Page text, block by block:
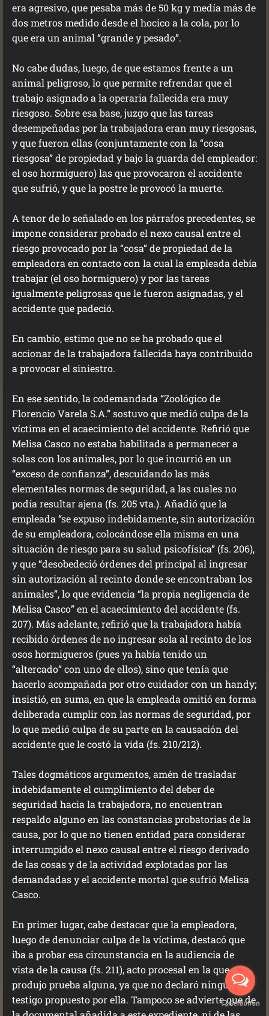
era agresivo, que pesaba más de 50 kg y medía más de
dos metros medido desde el hocico a la cola, por lo
que era un animal “grande y pesado”.
No cabe dudas, luego, de que estamos frente a un
animal peligroso, lo que permite refrendar que el
trabajo asignado a la operaria fallecida era muy
riesgoso. Sobre esa base, juzgo que las tareas
desempeñadas por la trabajadora eran muy riesgosas,
y que fueron ellas (conjuntamente con la “cosa
riesgosa” de propiedad y bajo la guarda del empleador:
el oso hormiguero) las que provocaron el accidente
que sufrió, y que la postre le provocó la muerte.
A tenor de lo señalado en los párrafos precedentes, se
impone considerar probado el nexo causal entre el
riesgo provocado por la “cosa” de propiedad de la
empleadora en contacto con la cual la empleada debía
trabajar (el oso hormiguero) y por las tareas
igualmente peligrosas que le fueron asignadas, y el
accidente que padeció.
En cambio, estimo que no se ha probado que el
accionar de la trabajadora fallecida haya contribuido
a provocar el siniestro.
En ese sentido, la codemandada “Zoológico de
Florencio Varela S.A.” sostuvo que medió culpa de la
víctima en el acaecimiento del accidente. Refirió que
Melisa Casco no estaba habilitada a permanecer a
solas con los animales, por lo que incurrió en un
“exceso de confianza”, descuidando las más
elementales normas de seguridad, a las cuales no
podía resultar ajena (fs. 205 vta.). Añadió que la
empleada “se expuso indebidamente, sin autorización
de su empleadora, colocándose ella misma en una
situación de riesgo para su salud psicofísica” (fs. 206),
y que “desobedeció órdenes del principal al ingresar
sin autorización al recinto donde se encontraban los
animales”, lo que evidencia “la propia negligencia de
Melisa Casco” en el acaecimiento del accidente (fs.
207). Más adelante, refirió que la trabajadora había
recibido órdenes de no ingresar sola al recinto de los
osos hormigueros (pues ya había tenido un
“altercado” con uno de ellos), sino que tenía que
hacerlo acompañada por otro cuidador con un handy;
insistió, en suma, en que la empleada omitió en forma
deliberada cumplir con las normas de seguridad, por
lo que medió culpa de su parte en la causación del
accidente que le costó la vida (fs. 210/212).
Tales dogmáticos argumentos, amén de trasladar
indebidamente el cumplimiento del deber de
seguridad hacia la trabajadora, no encuentran
respaldo alguno en las constancias probatorias de la
causa, por lo que no tienen entidad para considerar
interrumpido el nexo causal entre el riesgo derivado
de las cosas y de la actividad explotadas por las
demandadas y el accidente mortal que sufrió Melisa
Casco.
En primer lugar, cabe destacar que la empleadora,
luego de denunciar culpa de la víctima, destacó que
iba a probar esa circunstancia en la audiencia de
vista de la causa (fs. 211), acto procesal en la que no
produjo prueba alguna, ya que no declaró ningún
testigo propuesto por ella. Tampoco se advierte que de